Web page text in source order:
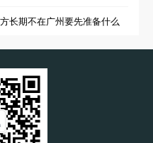
长期不在广州要先准备什么